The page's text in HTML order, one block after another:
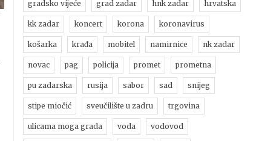
gradsko vijeće grad zadar hnk zadar hrvatska
kk zadar koncert korona koronavirus
košarka krađa mobitel namirnice nk zadar
novac pag policija promet prometna
pu zadarska rusija sabor sad snijeg
stipe miočić sveučilište u zadru trgovina
ulicama moga grada voda vodovod